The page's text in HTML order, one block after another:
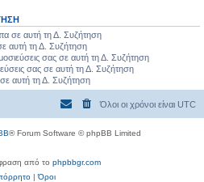
σε αυτή τη Δ. Συζήτηση
αυτή τη Δ. Συζήτηση
σας σε αυτή τη Δ. Συζήτηση
σας σε αυτή τη Δ. Συζήτηση
αυτή τη Δ. Συζήτηση
Όλοι οι χρόνοι είναι UTC
® Forum Software © phpBB Limited
από το phpbbgr.com
|Όροι